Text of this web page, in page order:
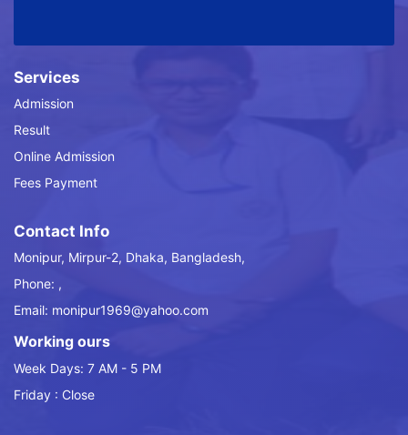
Services
Admission
Result
Online Admission
Fees Payment
Contact Info
Monipur, Mirpur-2, Dhaka, Bangladesh,
Phone: ,
Email: monipur1969@yahoo.com
Working ours
Week Days: 7 AM - 5 PM
Friday : Close